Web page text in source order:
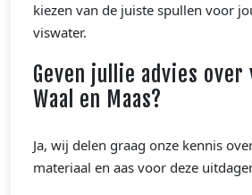
kiezen van de juiste spullen voor
viswater.
Geven jullie advies over
Waal en Maas?
Ja, wij delen graag onze kennis
materiaal en aas voor deze